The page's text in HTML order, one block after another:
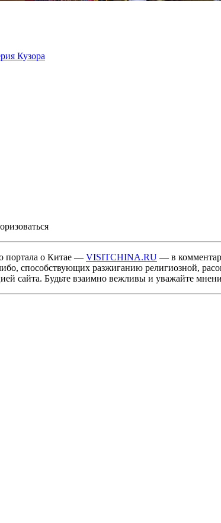
Кузора
портала о Китае — VISITCHINA.RU — в
способствующих разжиганию религиозной,
сайта. Будьте взаимно вежливы и уважайте